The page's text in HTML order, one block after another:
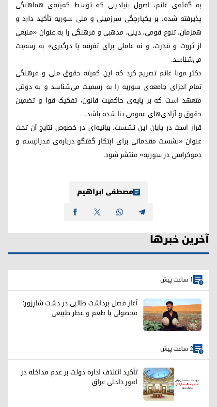
به گفته‌ی غانم، اصول بنیادینی که توسط کمیته‌ی هماهنگی
پذیرفته شده، بر یکپارچگی سرزمینی و ملی سوریه تأکید دارد و
همزمان، تنوع قومی، دینی، مذهبی و فرهنگی را به عنوان «منبعی
از ثروت و قدرت، و نه عاملی برای تفرقه یا درگیری» به رسمیت
می‌شناسد.
دکتر مونا غانم تصریح کرد که این کمیته حقوق ملی و فرهنگی
تمام اجزای جامعه‌ی سوریه را به رسمیت می‌شناسد و به دولتی
متعهد است که بر پایه‌ی حاکمیت قانون، تفکیک قوا و تضمین
حقوق و آزادی‌های عمومی بنا شده باشد.
قرار است در پایان این نشست، بیانیه‌ای در خصوص نتایج آن تحت
عنوان «نشست مقدماتی برای ابتکار گفتگو درباره‌ی فدرالیسم و
دموکراسی در سوریه» منتشر شود.
مصطفی ابراهیم
آخرین خبرها
1 ساعت پیش
آغاز فصل برداشت طالبی در دشت شارِزور؛
محصولی با طعم و عطر طبیعی
2 ساعت پیش
تأکید ائتلاف اداره دولت بر عدم مداخله در
امور داخلی عراق